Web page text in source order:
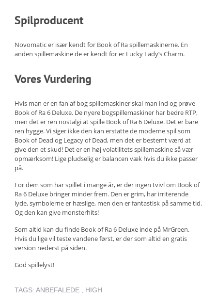
Spilproducent
Novomatic er især kendt for Book of Ra spillemaskinerne. En
anden spillemaskine de er kendt for er Lucky Lady’s Charm.
Vores Vurdering
Hvis man er en fan af bog spillemaskiner skal man ind og prøve
Book of Ra 6 Deluxe. De nyere bogspillemaskiner har bedre RTP,
men det er ren nostalgi at spille Book of Ra 6 Deluxe. Det er bare
ren hygge. Vi siger ikke den kan erstatte de moderne spil som
Book of Dead og Legacy of Dead, men det er bestemt værd at
give den et skud! Det er en høj volatilitets spillemaskine så vær
opmærksom! Lige pludselig er balancen væk hvis du ikke passer
på.
For dem som har spillet i mange år, er der ingen tvivl om Book of
Ra 6 Deluxe bringer minder frem. Den er grim, har irriterende
lyde, symbolerne er hæslige, men den er fantastisk på samme tid.
Og den kan give monsterhits!
Som altid kan du finde Book of Ra 6 Deluxe inde på MrGreen.
Hvis du lige vil teste vandene først, er der som altid en gratis
version nederst på siden.
God spillelyst!
TAGS: ANBEFALEDE HIGH